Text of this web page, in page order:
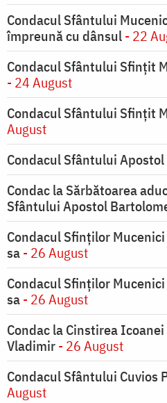
Condacul Sfântului
împreună cu dânsul- 22
Condacul Sfântului Sfinţit
- 24 August
Condacul Sfântului Sfinţit
August
Condacul Sfântului
Condac la Sărbătoarea
Sfântului Apostol
Condacul Sfinţilor
sa- 26 August
Condacul Sfinţilor
sa- 26 August
Condac la Cinstirea
Vladimir- 26 August
Condacul Sfântului Cuvios
August